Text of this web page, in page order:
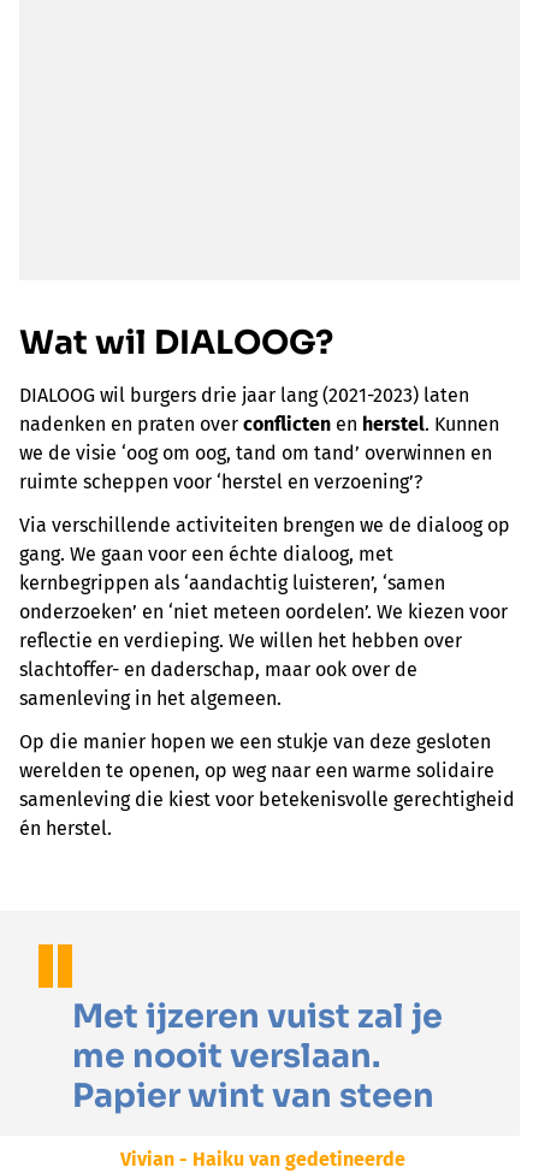
Wat wil DIALOOG?
DIALOOG wil burgers drie jaar lang (2021-2023) laten
nadenken en praten over conflicten en herstel. Kunnen
we de visie ‘oog om oog, tand om tand’ overwinnen en
ruimte scheppen voor ‘herstel en verzoening’?
Via verschillende activiteiten brengen we de dialoog op
gang. We gaan voor een échte dialoog, met
kernbegrippen als ‘aandachtig luisteren’, ‘samen
onderzoeken’ en ‘niet meteen oordelen’. We kiezen voor
reflectie en verdieping. We willen het hebben over
slachtoffer- en daderschap, maar ook over de
samenleving in het algemeen.
Op die manier hopen we een stukje van deze gesloten
werelden te openen, op weg naar een warme solidaire
samenleving die kiest voor betekenisvolle gerechtigheid
én herstel.
Met ijzeren vuist zal je
me nooit verslaan.
Papier wint van steen
Vivian - Haiku van gedetineerde